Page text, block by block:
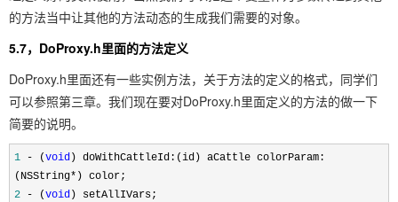
的方法当中让其他的方法动态的生成我们需要的对象。
5.7，DoProxy.h里面的方法定义
DoProxy.h里面还有一些实例方法，关于方法的定义的格式，同学们
可以参照第三章。我们现在要对DoProxy.h里面定义的方法的做一下
简要的说明。
1 - (void ) doWithCattleId:(id) aCattle colorParam:
(NSString* ) color;
2
- (void ) setAllIVars;